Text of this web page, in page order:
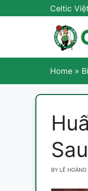
to
Celtic
Home »
BY LÊ